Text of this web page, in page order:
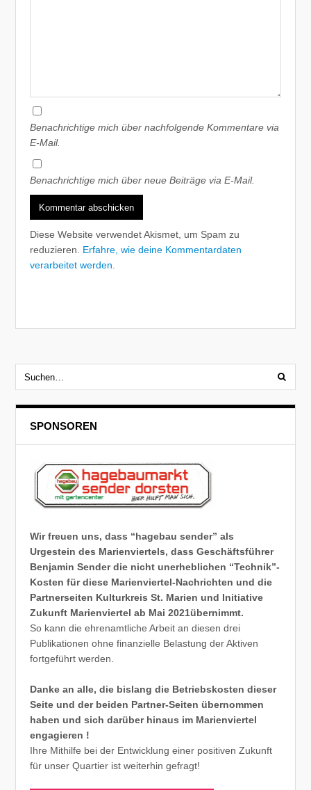
Benachrichtige mich über nachfolgende Kommentare via
E-Mail.
Benachrichtige mich über neue Beiträge via E-Mail.
Diese Website verwendet Akismet, um Spam zu
reduzieren. Erfahre, wie deine Kommentardaten
verarbeitet werden.
SPONSOREN
Wir freuen uns, dass “hagebau sender” als
Urgestein des Marienviertels, dass Geschäftsführer
Benjamin Sender die nicht unerheblichen “Technik”-
Kosten für diese Marienviertel-Nachrichten und die
Partnerseiten Kulturkreis St. Marien und Initiative
Zukunft Marienviertel ab Mai 2021übernimmt.
So kann die ehrenamtliche Arbeit an diesen drei
Publikationen ohne finanzielle Belastung der Aktiven
fortgeführt werden.
Danke an alle, die bislang die Betriebskosten dieser
Seite und der beiden Partner-Seiten übernommen
haben und sich darüber hinaus im Marienviertel
engagieren !
Ihre Mithilfe bei der Entwicklung einer positiven Zukunft
für unser Quartier ist weiterhin gefragt!